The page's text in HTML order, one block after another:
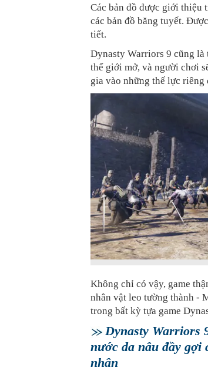
Các bản đồ được giới thiệu
các bản đồ băng tuyết.
tiết.
Dynasty Warriors 9 cũng là
thế giới mở, và người chơi
gia vào những thế lực
Không chỉ có vậy, game
nhân vật leo tường thành -
trong bất kỳ tựa game
Dynasty Warriors
nước da nâu đầy gợi
nhân